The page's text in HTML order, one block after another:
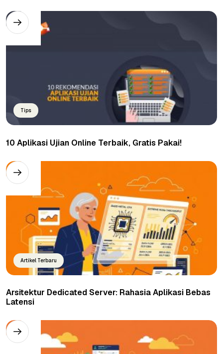
Tips
10 Aplikasi Ujian Online Terbaik, Gratis Pakai!
Artikel Terbaru
Arsitektur Dedicated Server: Rahasia Aplikasi Bebas
Latensi